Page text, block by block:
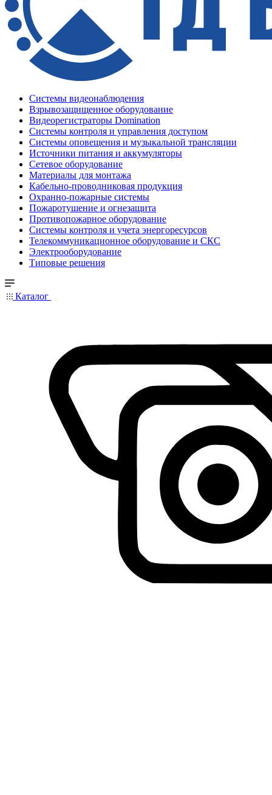
Системы видеонаблюдения
Взрывозащищенное оборудование
Видеорегистраторы Domination
Системы контроля и управления доступом
Системы оповещения и музыкальной трансляции
Источники питания и аккумуляторы
Сетевое оборудование
Материалы для монтажа
Кабельно-проводниковая продукция
Охранно-пожарные системы
Пожаротушение и огнезащита
Противопожарное оборудование
Системы контроля и учета энергоресурсов
Телекоммуникационное оборудование и СКС
Электрооборудование
Типовые решения
Каталог